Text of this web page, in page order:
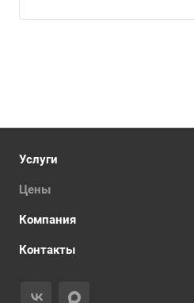
Услуги
Цены
Компания
Контакты